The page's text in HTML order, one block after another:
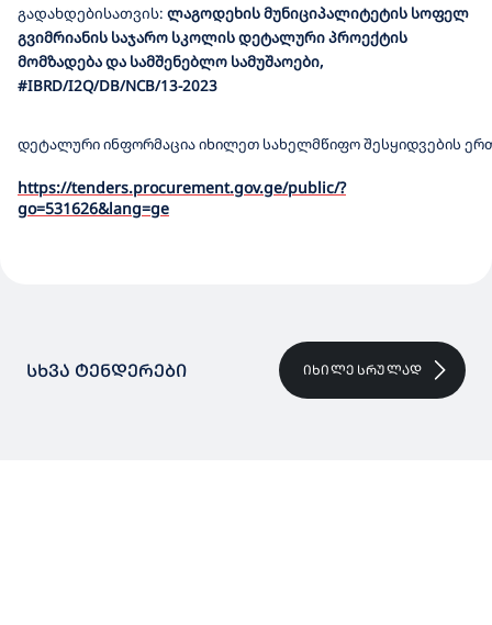
გადახდებისათვის: ლაგოდეხის მუნიციპალიტეტის სოფელ
გვიმრიანის საჯარო სკოლის დეტალური პროექტის
მომზადება და სამშენებლო სამუშაოები,
#IBRD/I2Q/DB/NCB/13-2023
დეტალური ინფორმაცია იხილეთ სახელმწიფო შესყიდვების
https://tenders.procurement.gov.ge/public/?
go=531626&lang=ge
ᲡᲮᲕᲐ ᲢᲔᲜᲓᲔᲠᲔᲑᲘ ᲘᲮᲘᲚᲔ ᲡᲠᲣᲚᲐᲓ